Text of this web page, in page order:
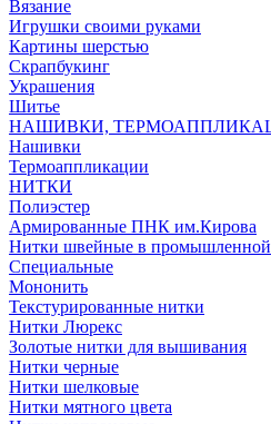
Вязание
Игрушки своими руками
Картины шерстью
Скрапбукинг
Украшения
Шитье
НАШИВКИ,
Нашивки
Термоаппликации
НИТКИ
Полиэстер
Армированные ПНК им.Кирова
Нитки швейные в промышленной
Специальные
Мононить
Текстурированные нитки
Нитки Люрекс
Золотые нитки для вышивания
Нитки черные
Нитки шелковые
Нитки мятного цвета